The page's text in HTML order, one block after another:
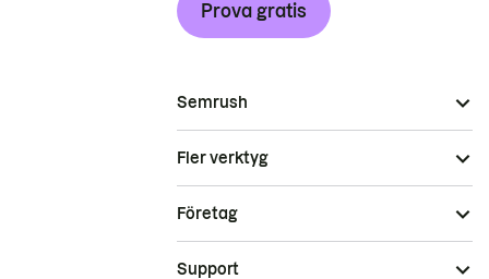
Prova gratis
Semrush
Fler verktyg
Företag
Support